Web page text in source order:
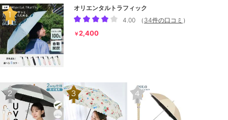
オリエンタルトラフィック
4.00
（ 34件の口コミ ）
￥2,400